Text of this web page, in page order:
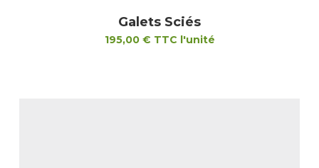
Galets Sciés
195,00 € TTC l'unité